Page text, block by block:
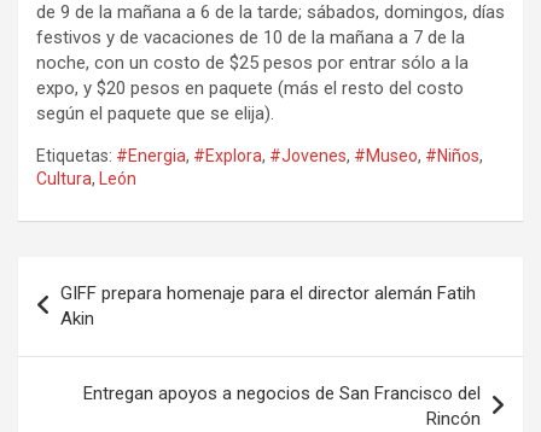
de 9 de la mañana a 6 de la tarde; sábados, domingos, días
festivos y de vacaciones de 10 de la mañana a 7 de la
noche, con un costo de $25 pesos por entrar sólo a la
expo, y $20 pesos en paquete (más el resto del costo
según el paquete que se elija).
Etiquetas: #Energia, #Explora, #Jovenes, #Museo, #Niños,
Cultura, León
de
entradas
GIFF prepara homenaje para el director alemán Fatih
Akin
Entregan apoyos a negocios de San Francisco del
Rincón